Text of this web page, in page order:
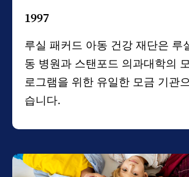
1997
루실 패커드 아동 건강 재단은 루
동 병원과 스탠포드 의과대학의
로그램을 위한 유일한 모금 기관
습니다.